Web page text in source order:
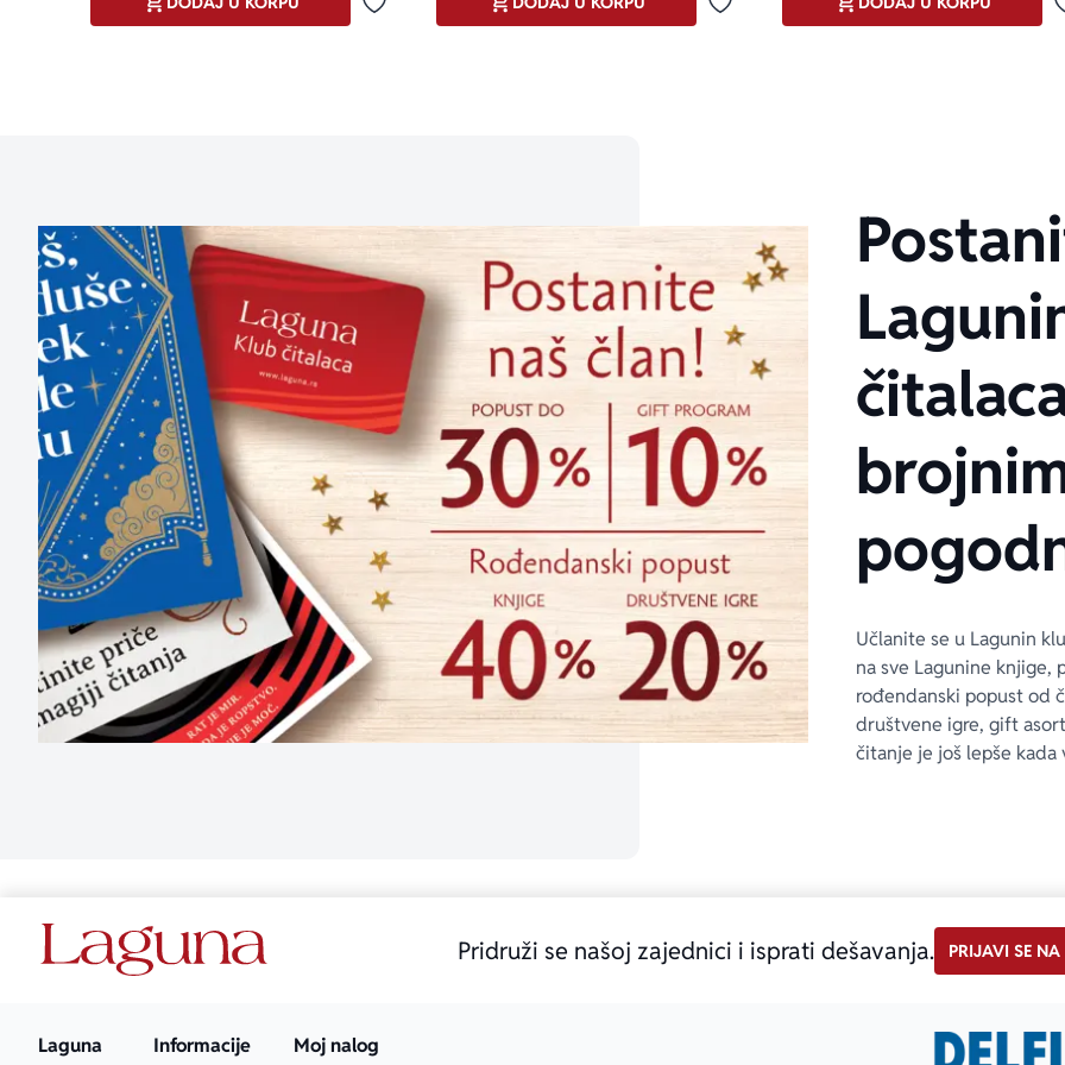
Dodaj u omiljene Dodaj u omiljene
Učlanite se u Lagunin
na sve Lagunine knjige,
rođendanski popust od
društvene igre, gift
čitanje je još lepše kada
Pridruži se našoj zajednici i isprati dešavanja. PRIJAVI SE NA
Laguna
Informacije
Moj nalog